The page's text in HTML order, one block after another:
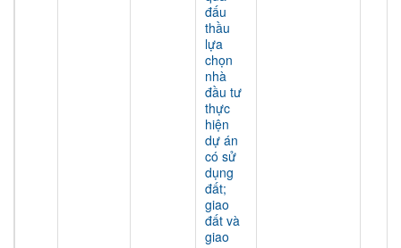
đấu
thầu
lựa
chọn
nhà
đầu tư
thực
hiện
dự án
có sử
dụng
đất;
giao
đất và
giao